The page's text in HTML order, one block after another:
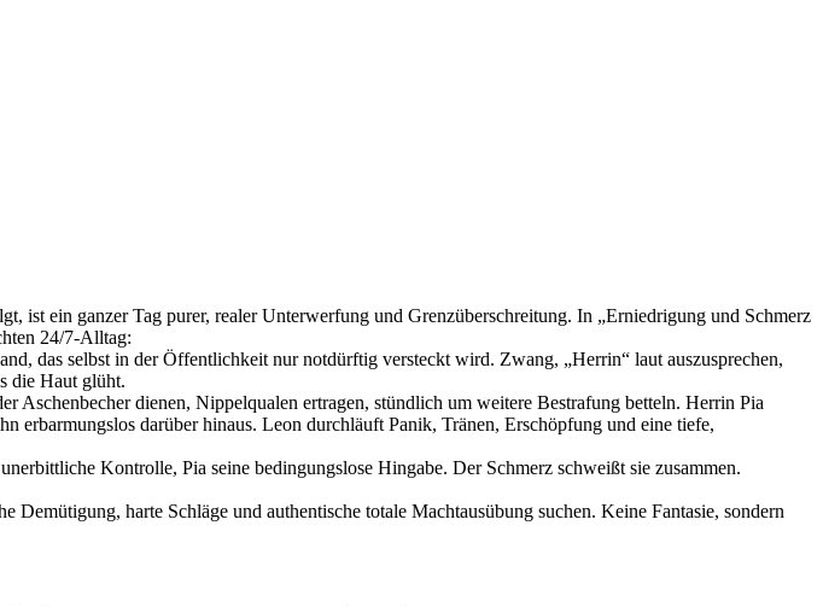
ist ein ganzer Tag purer, realer Unterwerfung und Grenzüberschreitung. In „Erniedrigung und Schmerz
24/7-Alltag:
das selbst in der Öffentlichkeit nur notdürftig versteckt wird. Zwang, „Herrin“ laut auszusprechen,
die Haut glüht.
Aschenbecher dienen, Nippelqualen ertragen, stündlich um weitere Bestrafung betteln. Herrin Pia
erbarmungslos darüber hinaus. Leon durchläuft Panik, Tränen, Erschöpfung und eine tiefe,
Kontrolle, Pia seine bedingungslose Hingabe. Der Schmerz schweißt sie zusammen.
harte Schläge und authentische totale Machtausübung suchen. Keine Fantasie, sondern